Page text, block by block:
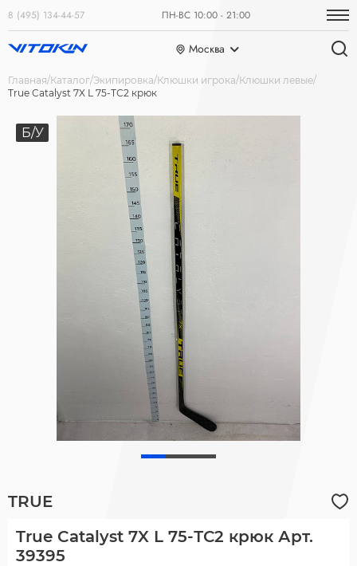
8 (495) 134-44-57 ПН-ВС 10:00 - 21:00
Москва
Главная Каталог Экипировка Клюшки игрока Клюшки левые
True Catalyst 7X L 75-ТС2 крюк
Б/У
TRUE
True Catalyst 7X L 75-ТС2 крюк Арт.
39395